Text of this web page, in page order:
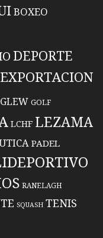
BOXEO
DEPORTE
EXPORTACION
GLEW GOLF
LCHF LEZAMA
PADEL
RANELAGH
SQUASH TENIS